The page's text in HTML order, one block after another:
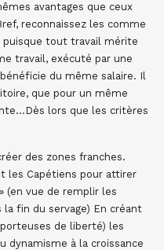
avantages que ceux
reconnaissez les comme
puisque tout travail mérite
travail, exécuté par une
du même salaire. Il
que pour un même
lors que les critères
des zones franches.
les Capétiens pour attirer
(en vue de remplir les
la fin du servage) En créant
de liberté) les
dynamisme à la croissance